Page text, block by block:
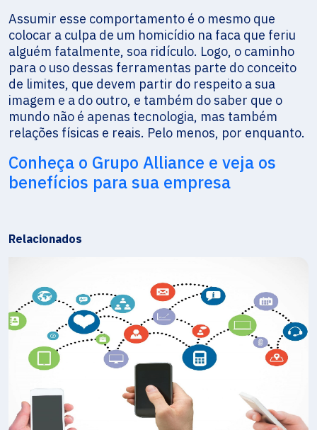
Assumir esse comportamento é o mesmo que
colocar a culpa de um homicídio na faca que feriu
alguém fatalmente, soa ridículo. Logo, o caminho
para o uso dessas ferramentas parte do conceito
de limites, que devem partir do respeito a sua
imagem e a do outro, e também do saber que o
mundo não é apenas tecnologia, mas também
relações físicas e reais. Pelo menos, por enquanto.
Conheça o Grupo Alliance e veja os
benefícios para sua empresa
Relacionados